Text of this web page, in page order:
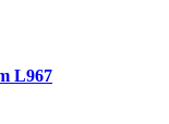
L967